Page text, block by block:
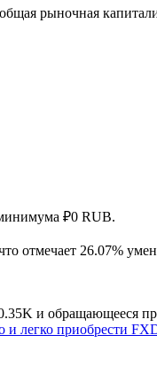
рыночная
₽0 RUB.
отмечает 26.07%
и обращающееся
и легко приобрести